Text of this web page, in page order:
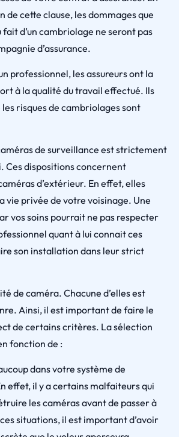
de cette clause, les dommages que
fait d’un cambriolage ne seront pas
d’assurance.
professionnel, les assureurs ont la
à la qualité du travail effectué. Ils
risques de cambriolages sont
de surveillance est strictement
Ces dispositions concernent
d’extérieur. En effet, elles
vie privée de votre voisinage. Une
vos soins pourrait ne pas respecter
quant à lui connait ces
son installation dans leur strict
de caméra. Chacune d’elles est
Ainsi, il est important de faire le
de certains critères. La sélection
fonction de :
dans votre système de
effet, il y a certains malfaiteurs qui
les caméras avant de passer à
situations, il est important d’avoir